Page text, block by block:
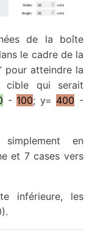
de la boîte
le cadre de la
pour atteindre la
cible qui serait
- 100; y= 400 -
en
et 7 cases vers
inférieure, les